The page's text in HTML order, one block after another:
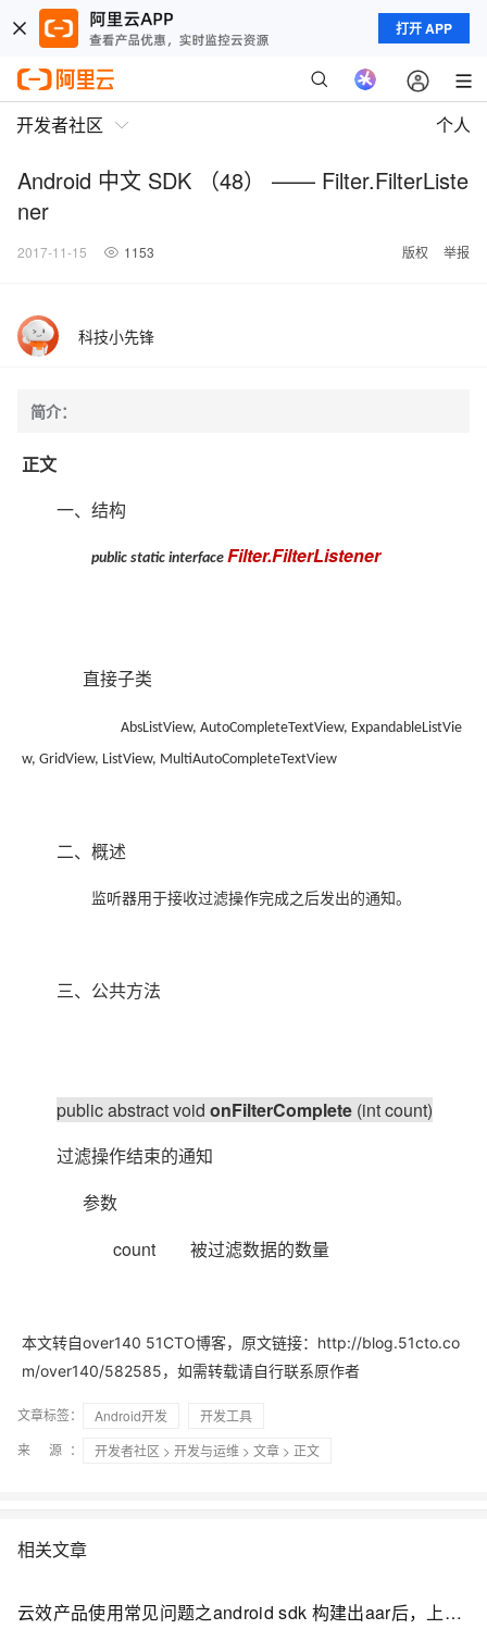
打开 APP
开发者社区 个人
Android 中文 SDK （48） —— Filter.FilterListe
ner
2017-11-15 1153 版权 举报
科技小先锋
简介：
正文
一、结构
public static interface Filter.FilterListener
直接子类
AbsListView, AutoCompleteTextView, ExpandableListVie
w, GridView, ListView, MultiAutoCompleteTextView
二、概述
监听器用于接收过滤操作完成之后发出的通知。
三、公共方法
public abstract void onFilterComplete (int count)
过滤操作结束的通知
参数
count 被过滤数据的数量
本文转自over140 51CTO博客，原文链接：http://blog.51cto.co
m/over140/582585，如需转载请自行联系原作者
文章标签： Android开发
开发工具
来 源：
开发者社区 > 开发与运维 > 文章 > 正文
相关文章
云效产品使用常见问题之android sdk 构建出aar后，上传到私有maven仓库失败如何解决